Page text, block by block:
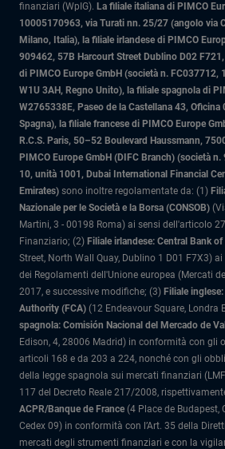
finanziari (WpIG). La filiale italiana di PIMCO
10005170963, via Turati nn. 25/27 (angolo via
Milano, Italia), la filiale irlandese di PIMCO
909462, 57B Harcourt Street Dublino D02
di PIMCO Europe GmbH (società n. FC037712,
W1U 3AH, Regno Unito), la filiale spagnola di
W2765338E, Paseo de la Castellana 43,
Spagna), la filiale francese di PIMCO Europe
R.C.S. Paris, 50–52 Boulevard Haussmann,
PIMCO Europe GmbH (DIFC Branch) (società
10, unità 1001, Dubai International Financial
Emirates) sono inoltre regolamentate da: (1)
Nazionale per le Società e la Borsa (CONSOB)
Martini, 3 - 00198 Roma) ai sensi dell'articolo
Finanziario; (2) Filiale irlandese: Central Bank of
Street, North Wall Quay, Dublino 1 D01 F7X3)
dei Regolamenti dell'Unione europea (Mercati
2017, e successive modifiche; (3) Filiale
Authority (FCA) (12 Endeavour Square, Londra
spagnola: Comisión Nacional del Mercado de
Edison, 4, 28006 Madrid) in conformità con gli
articoli 168 e da 203 a 224, nonché con gli
della legge spagnola sui mercati finanziari
117 del Decreto Reale 217/2008,
ACPR/Banque de France (4 Place de Budapest,
Cedex 09) in conformità con l’Art. 35 della
mercati degli strumenti finanziari e con la